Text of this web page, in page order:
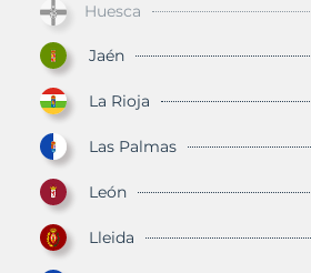
Huesca
Jaén
La Rioja
Las Palmas
León
Lleida